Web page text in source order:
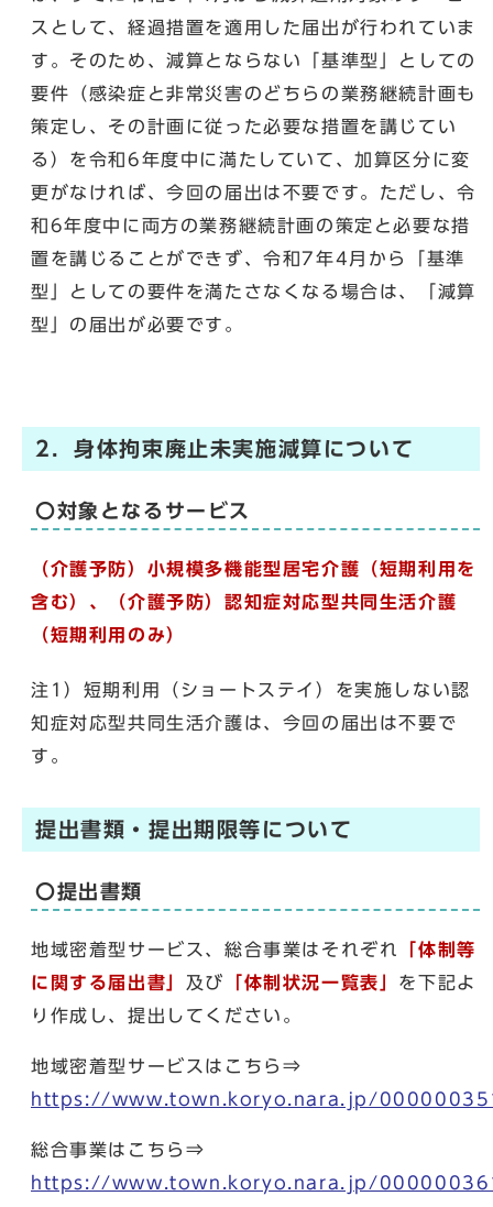
スとして、経過措置を適用した届出が行われていま
す。そのため、減算とならない「基準型」としての
要件（感染症と非常災害のどちらの業務継続計画も
策定し、その計画に従った必要な措置を講じてい
る）を令和6年度中に満たしていて、加算区分に変
更がなければ、今回の届出は不要です。ただし、令
和6年度中に両方の業務継続計画の策定と必要な措
置を講じることができず、令和7年4月から「基準
型」としての要件を満たさなくなる場合は、「減算
型」の届出が必要です。
2．身体拘束廃止未実施減算について
〇対象となるサービス
（介護予防）小規模多機能型居宅介護（短期利用を
含む）、（介護予防）認知症対応型共同生活介護
（短期利用のみ）
注1）短期利用（ショートステイ）を実施しない認
知症対応型共同生活介護は、今回の届出は不要で
す。
提出書類・提出期限等について
〇提出書類
地域密着型サービス、総合事業はそれぞれ
「体制等
に関する届出書」 及び 「体制状況一覧表」 を下記よ
り作成し、提出してください。
地域密着型サービスはこちら⇒
https://www.town.koryo.nara.jp/
総合事業はこちら⇒
https://www.town.koryo.nara.jp/